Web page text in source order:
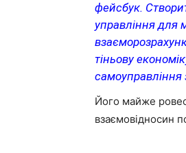
фейсбук.
управління для
тіньову
самоуправління
Його майже
взаємовідносин